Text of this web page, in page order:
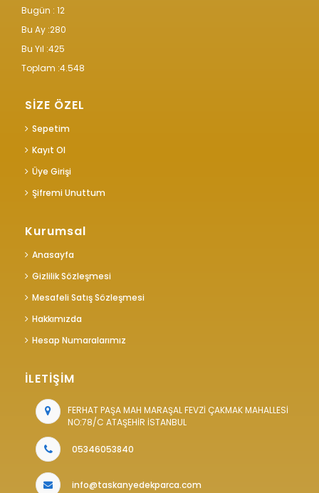
Bugün : 12
Bu Ay :280
Bu Yıl :425
Toplam :4.548
SİZE ÖZEL
Sepetim
Kayıt Ol
Üye Girişi
Şifremi Unuttum
Kurumsal
Anasayfa
Gizlilik Sözleşmesi
Mesafeli Satış Sözleşmesi
Hakkımızda
Hesap Numaralarımız
İLETİŞİM
FERHAT PAŞA MAH MARAŞAL FEVZİ ÇAKMAK MAHALLESİ
NO:78/C ATAŞEHİR İSTANBUL
05346053840
info@taskanyedekparca.com